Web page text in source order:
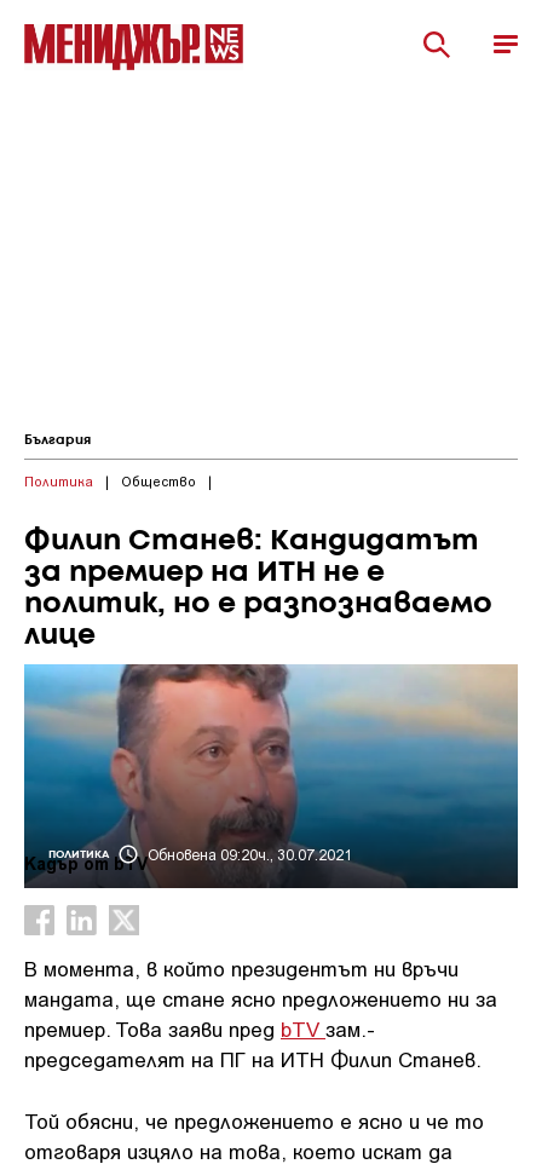
България
Политика | Общество |
Филип Станев: Кандидатът
за премиер на ИТН не е
политик, но е разпознаваемо
лице
ПОЛИТИКА Обновена 09:20ч., 30.07.2021
Кадър от bTV
В момента, в който президентът ни връчи
мандата, ще стане ясно предложението ни за
премиер. Това заяви пред bTV зам.-
председателят на ПГ на ИТН Филип Станев.
Той обясни, че предложението е ясно и че то
отговаря изцяло на това, което искат да